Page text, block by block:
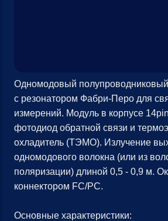
Одномодовый
с резонатором Фабри-Перо для
измерений. Модуль в корпусе
фотодиод обратной связи и
охладитель (ТЭМО). Излучение
одномодового волокна (или из
поляризации) длиной 0,5 - 0,9 м.
коннектором FC/PC.
Основные характеристики: